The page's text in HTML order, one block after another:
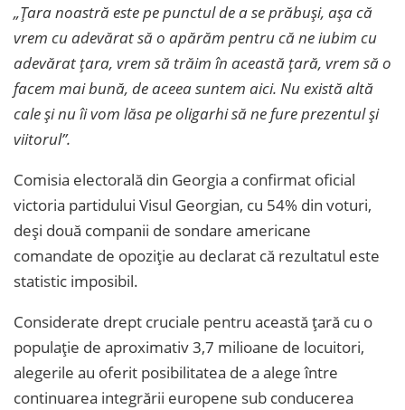
„Țara noastră este pe punctul de a se prăbuși, așa că
vrem cu adevărat să o apărăm pentru că ne iubim cu
adevărat țara, vrem să trăim în această țară, vrem să o
facem mai bună, de aceea suntem aici. Nu există altă
cale și nu îi vom lăsa pe oligarhi să ne fure prezentul și
viitorul”.
Comisia electorală din Georgia a confirmat oficial
victoria partidului Visul Georgian, cu 54% din voturi,
deși două companii de sondare americane
comandate de opoziție au declarat că rezultatul este
statistic imposibil.
Considerate drept cruciale pentru această țară cu o
populație de aproximativ 3,7 milioane de locuitori,
alegerile au oferit posibilitatea de a alege între
continuarea integrării europene sub conducerea